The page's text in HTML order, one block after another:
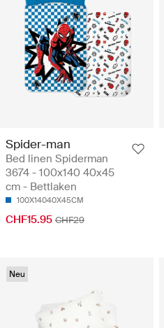
Spider-man
Bed linen Spiderman
3674 - 100x140 40x45
cm - Bettlaken
100X14040X45CM
CHF15.95 CHF29
Neu